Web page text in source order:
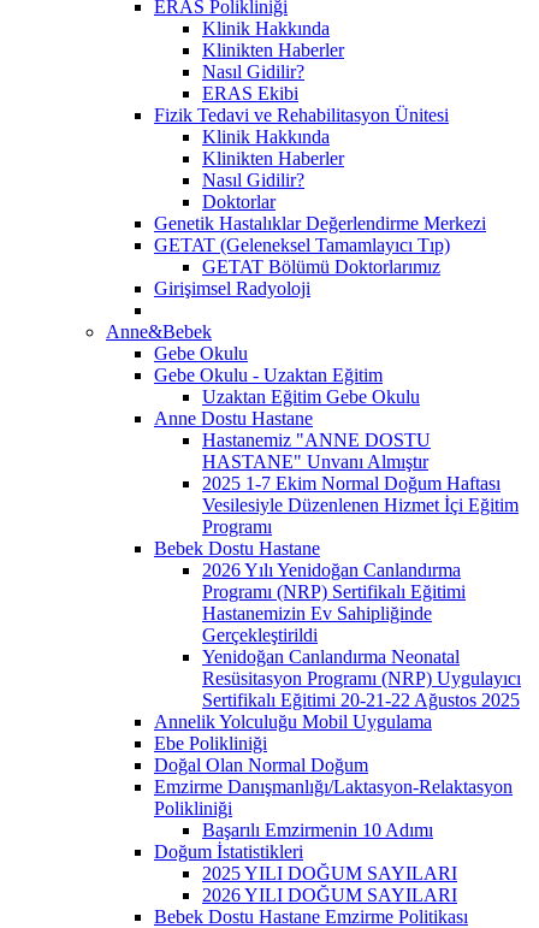
ERAS Polikliniği
Klinik Hakkında
Klinikten Haberler
Nasıl Gidilir?
ERAS Ekibi
Fizik Tedavi ve Rehabilitasyon Ünitesi
Klinik Hakkında
Klinikten Haberler
Nasıl Gidilir?
Doktorlar
Genetik Hastalıklar Değerlendirme Merkezi
GETAT (Geleneksel Tamamlayıcı Tıp)
GETAT Bölümü Doktorlarımız
Girişimsel Radyoloji
Anne&Bebek
Gebe Okulu
Gebe Okulu - Uzaktan Eğitim
Uzaktan Eğitim Gebe Okulu
Anne Dostu Hastane
Hastanemiz "ANNE DOSTU
HASTANE" Unvanı Almıştır
2025 1-7 Ekim Normal Doğum Haftası
Vesilesiyle Düzenlenen Hizmet İçi Eğitim
Programı
Bebek Dostu Hastane
2026 Yılı Yenidoğan Canlandırma
Programı (NRP) Sertifikalı Eğitimi
Hastanemizin Ev Sahipliğinde
Gerçekleştirildi
Yenidoğan Canlandırma Neonatal
Resüsitasyon Programı (NRP) Uygulayıcı
Sertifikalı Eğitimi 20-21-22 Ağustos 2025
Annelik Yolculuğu Mobil Uygulama
Ebe Polikliniği
Doğal Olan Normal Doğum
Emzirme Danışmanlığı/Laktasyon-Relaktasyon
Polikliniği
Başarılı Emzirmenin 10 Adımı
Doğum İstatistikleri
2025 YILI DOĞUM SAYILARI
2026 YILI DOĞUM SAYILARI
Bebek Dostu Hastane Emzirme Politikası